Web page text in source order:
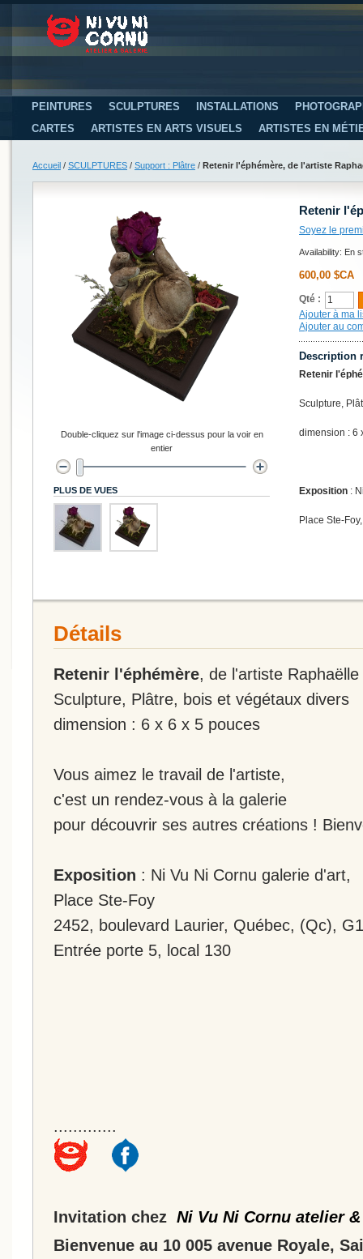
PEINTURES SCULPTURES INSTALLATIONS
CARTES
ARTISTES EN ARTS VISUELS ARTISTES EN
Accueil / SCULPTURES / Support : Plâtre / Retenir l'éphémère, de l'artiste
Retenir
Soyez le
Availability: En
600,00 $CA
Qté :
Ajouter à ma
Ajouter au
Description
Retenir
Sculpture,
dimension : 6
Exposition :
Place Ste-
Double-cliquez sur l'image ci-dessus pour la voir en
entier
PLUS DE VUES
Détails
Retenir l'éphémère, de l'artiste
Sculpture, Plâtre, bois et végétaux divers
dimension : 6 x 6 x 5 pouces
Vous aimez le travail de l'artiste,
c'est un rendez-vous à la galerie
pour découvrir ses autres créations !
Exposition : Ni Vu Ni Cornu galerie d'art,
Place Ste-Foy
2452, boulevard Laurier, Québec, (Qc),
Entrée porte 5, local 130
.............
Invitation chez Ni Vu Ni Cornu atelier
Bienvenue au 10 005 avenue Royale,